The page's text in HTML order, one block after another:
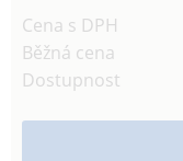
Cena s DPH
Běžná cena
Dostupnost